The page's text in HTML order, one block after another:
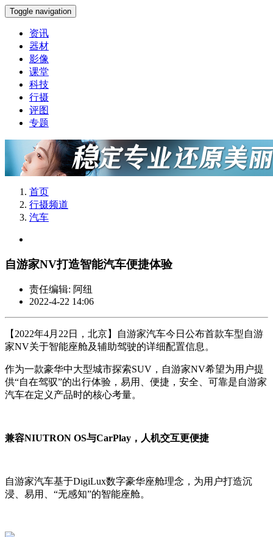
Toggle navigation
资讯
器材
影像
课堂
科技
行摄
评图
专题
首页
行摄频道
汽车
自游家NV打造智能汽车便捷体验
责任编辑: 阿纽
2022-4-22 14:06
【2022年4月22日，北京】自游家汽车今日公布首款车型自游
家NV关于智能座舱及辅助驾驶的详细配置信息。
作为一款豪华中大型城市探索SUV，自游家NV希望为用户提
供“自在驾驭”的出行体验，易用、便捷，安全、可靠是自游家
汽车在定义产品时的核心考量。
兼容NIUTRON OS与CarPlay，人机交互更便捷
自游家汽车基于DigiLux数字豪华座舱理念，为用户打造沉
浸、易用、“无感知”的智能座舱。